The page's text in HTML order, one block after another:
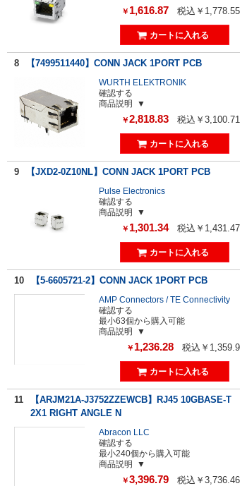
￥ 1,616.87 税込￥1,778.55
8 【7499511440】CONN JACK 1PORT PCB
WURTH ELEKTRONIK
確認する
商品説明
￥2,818.83 税込￥3,100.71
9 【JXD2-0Z10NL】CONN JACK 1PORT PCB
Pulse Electronics
確認する
商品説明
￥ 1,301.34 税込￥1,431.47
10 【5-6605721-2】CONN JACK 1PORT PCB
AMP Connectors / TE Connectivity
確認する
最小63個から購入可能
商品説明
￥ 1,236.28 税込￥1,359.9
11
【ARJM21A-J3752ZZEWCB】RJ45 10GBASE-T
2X1 RIGHT ANGLE N
Abracon LLC
確認する
最小240個から購入可能
商品説明
￥3,396.79 税込￥3,736.46